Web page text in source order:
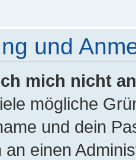
und
mich nicht
mögliche
und dein
an einen